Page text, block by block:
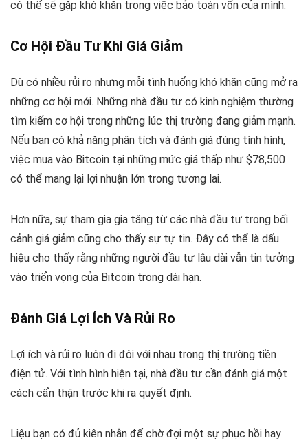
có thể sẽ gặp khó khăn trong việc bảo toàn vốn của mình.
Cơ Hội Đầu Tư Khi Giá Giảm
Dù có nhiều rủi ro nhưng mỗi tình huống khó khăn cũng mở ra
những cơ hội mới. Những nhà đầu tư có kinh nghiệm thường
tìm kiếm cơ hội trong những lúc thị trường đang giảm mạnh.
Nếu bạn có khả năng phân tích và đánh giá đúng tình hình,
việc mua vào Bitcoin tại những mức giá thấp như $78,500
có thể mang lại lợi nhuận lớn trong tương lai.
Hơn nữa, sự tham gia gia tăng từ các nhà đầu tư trong bối
cảnh giá giảm cũng cho thấy sự tự tin. Đây có thể là dấu
hiệu cho thấy rằng những người đầu tư lâu dài vẫn tin tưởng
vào triển vọng của Bitcoin trong dài hạn.
Đánh Giá Lợi Ích Và Rủi Ro
Lợi ích và rủi ro luôn đi đôi với nhau trong thị trường tiền
điện tử. Với tình hình hiện tại, nhà đầu tư cần đánh giá một
cách cẩn thận trước khi ra quyết định.
Liệu bạn có đủ kiên nhẫn để chờ đợi một sự phục hồi hay